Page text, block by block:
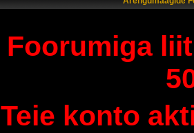
Foorumiga
Teie konto